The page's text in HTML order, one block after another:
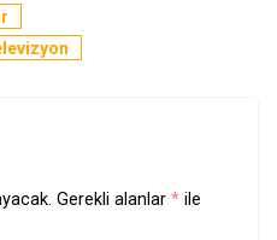
Gerekli alanlar * ile